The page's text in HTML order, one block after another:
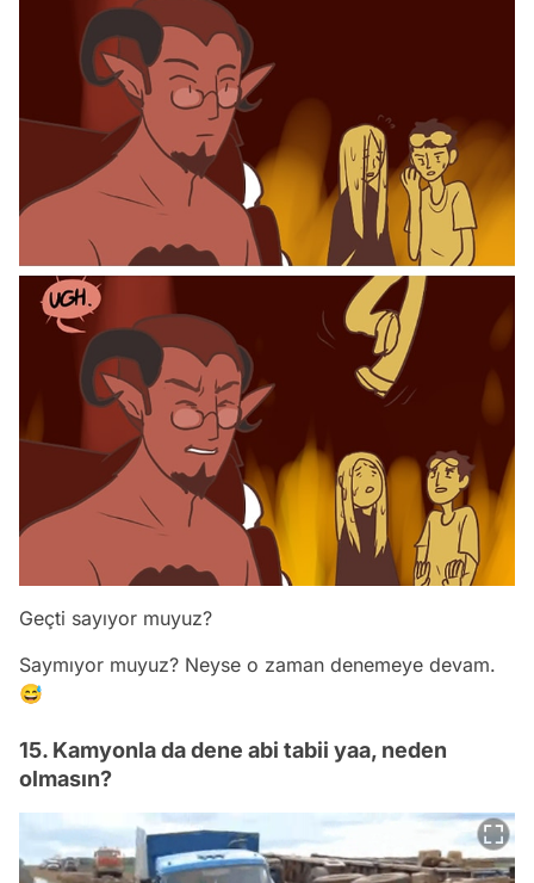
Geçti sayıyor muyuz?
Saymıyor muyuz? Neyse o zaman denemeye devam.
😅
15. Kamyonla da dene abi tabii yaa, neden
olmasın?